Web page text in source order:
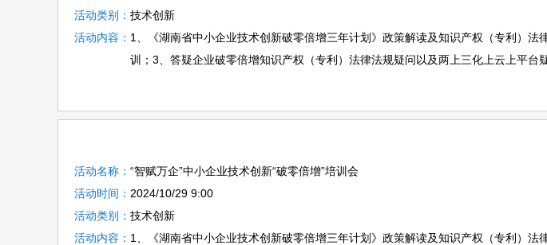
活动类别： 技术创新
活动内容： 1、《湖南省中小企业技术创新破零倍增三年计划》政策解读及知识产权（专利）
训；3、答疑企业破零倍增知识产权（专利）法律法规疑问以及两上三化上云上平台疑
活动名称： “智赋万企”中小企业技术创新“破零倍增”培训会
活动时间： 2024/10/29 9:00
活动类别： 技术创新
活动内容： 1、《湖南省中小企业技术创新破零倍增三年计划》政策解读及知识产权（专利）